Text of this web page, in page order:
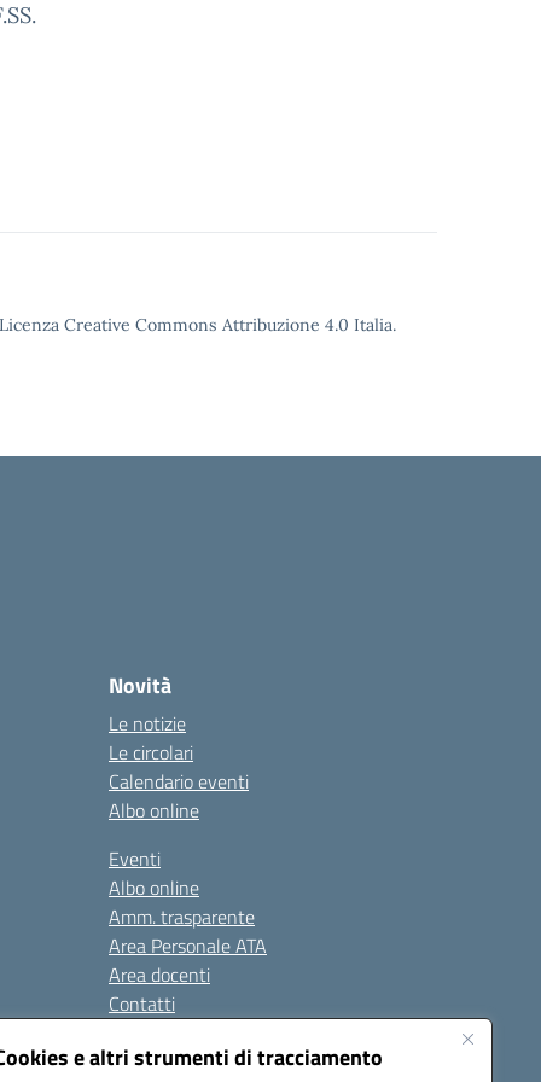
e altri strumenti di tracciamento
Creative Commons Attribuzione 4.0 Italia.
Novità
Le notizie
Le circolari
Calendario eventi
Albo online
Eventi
Albo online
Amm. trasparente
Area Personale ATA
Area docenti
Contatti